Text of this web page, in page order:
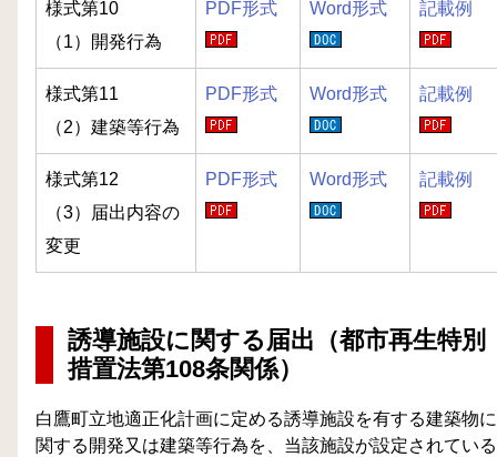
様式第10
（1）開発行為
PDF形式 Word形式 記載例
様式第11
（2）建築等行為
PDF形式 Word形式 記載例
様式第12
（3）届出内容の
変更
PDF形式 Word形式 記載例
誘導施設に関する届出（都市再生特別
措置法第108条関係）
白鷹町立地適正化計画に定める誘導施設を有する建築物に
関する開発又は建築等行為を、当該施設が設定されている